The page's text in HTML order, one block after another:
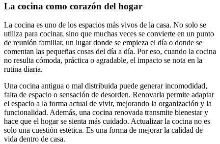
La cocina como corazón del hogar
La cocina es uno de los espacios más vivos de la casa. No solo se
utiliza para cocinar, sino que muchas veces se convierte en un punto
de reunión familiar, un lugar donde se empieza el día o donde se
comentan las pequeñas cosas del día a día. Por eso, cuando la cocina
no resulta cómoda, práctica o agradable, el impacto se nota en la
rutina diaria.
Una cocina antigua o mal distribuida puede generar incomodidad,
falta de espacio o sensación de desorden. Renovarla permite adaptar
el espacio a la forma actual de vivir, mejorando la organización y la
funcionalidad. Además, una cocina renovada transmite bienestar y
hace que el hogar se sienta más cuidado. Actualizar la cocina no es
solo una cuestión estética. Es una forma de mejorar la calidad de
vida dentro de casa.